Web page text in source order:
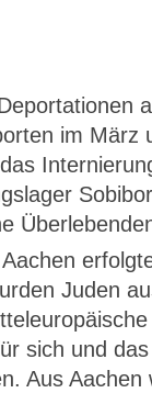
im März
Juden
sich und
Aus